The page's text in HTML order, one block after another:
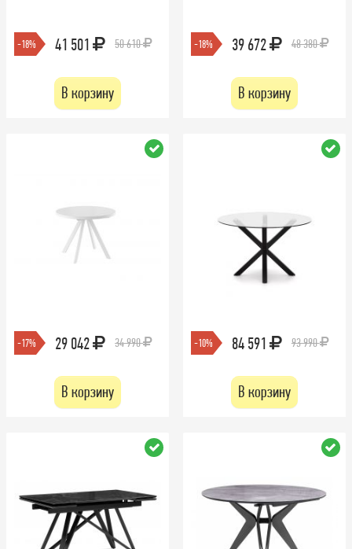
-18% 41 501 50 610
В корзину
-18% 39 672 48 380
В корзину
-17% 29 042 34 990
В корзину
-10% 84 591 93 990
В корзину